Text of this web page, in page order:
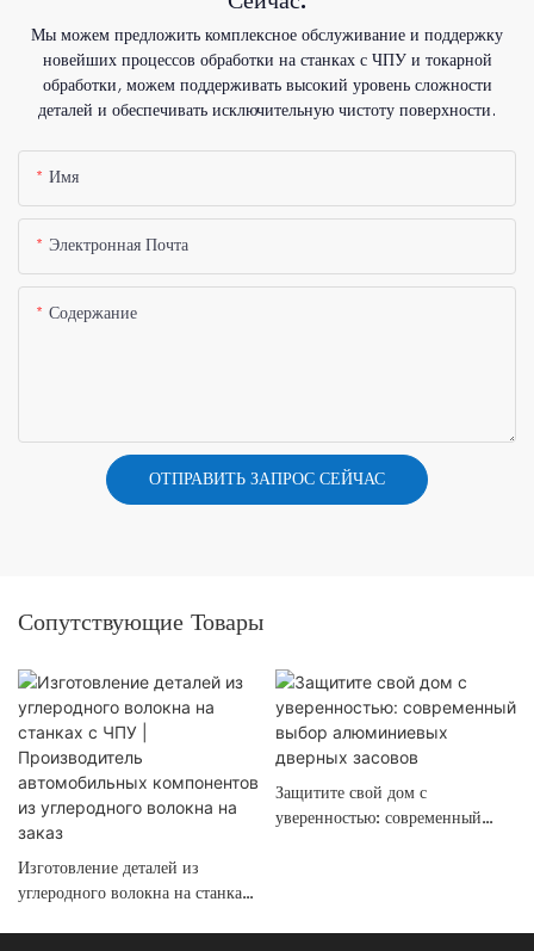
Мы можем предложить комплексное обслуживание и поддержку
новейших процессов обработки на станках с ЧПУ и токарной
обработки, можем поддерживать высокий уровень сложности
деталей и обеспечивать исключительную чистоту поверхности.
Имя
Электронная Почта
Содержание
ОТПРАВИТЬ ЗАПРОС СЕЙЧАС
Сопутствующие Товары
Изготовление деталей из
углеродного волокна на станках
Защитите свой дом с
уверенностью: современный